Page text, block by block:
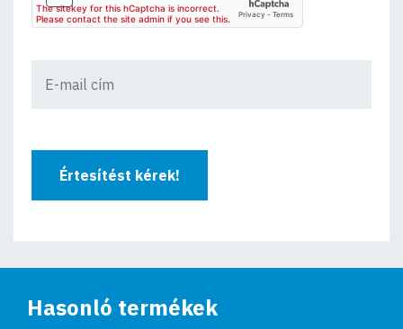
Értesítést kérek!
Hasonló termékek